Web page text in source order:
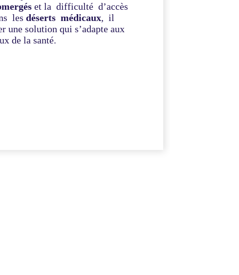
et la difficulté d’accès
les déserts médicaux, il
une solution qui s’adapte aux
de la santé.